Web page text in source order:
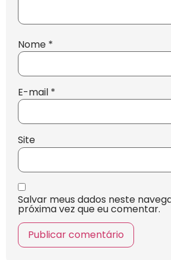
Nome *
E-mail *
Site
Salvar meus dados neste
próxima vez que eu comentar.